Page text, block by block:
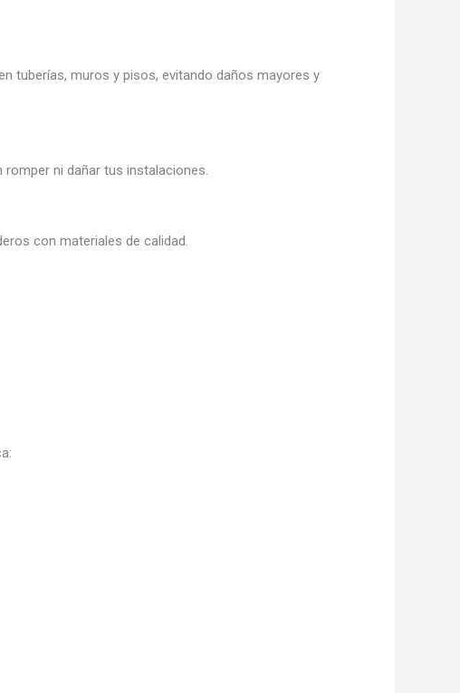
tuberías, muros y pisos, evitando daños mayores y
ni dañar tus instalaciones.
con materiales de calidad.